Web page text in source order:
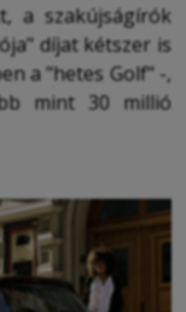
a szakújságírók
díjat kétszer is
a "hetes Golf" -,
mint 30 millió